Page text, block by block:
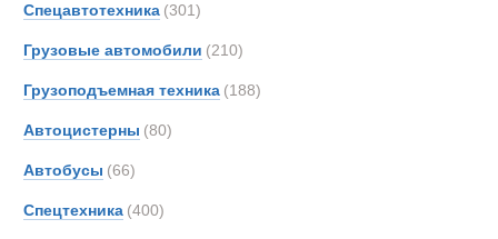
Спецавтотехника (301)
Грузовые автомобили (210)
Грузоподъемная техника (188)
Автоцистерны (80)
Автобусы (66)
Спецтехника (400)